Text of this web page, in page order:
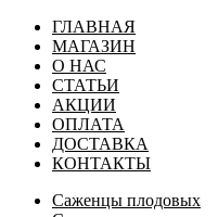
ГЛАВНАЯ
МАГАЗИН
О НАС
СТАТЬИ
АКЦИИ
ОПЛАТА
ДОСТАВКА
КОНТАКТЫ
Саженцы плодовых